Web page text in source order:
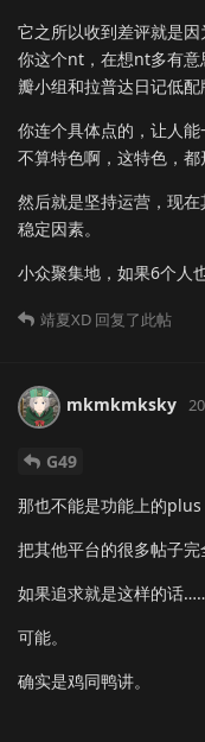
它之所以收到差评就是
你这个nt，在想nt多有意
瓣小组和拉普达日记低配
你连个具体点的，让人
不算特色啊，这特色，都
然后就是坚持运营，现
稳定因素。
小众聚集地，如果6个人
靖夏XD 回复了此帖
mkmkmksky
G49
那也不能是功能上的plus
把其他平台的很多帖子完
如果追求就是这样的话
可能。
确实是鸡同鸭讲。